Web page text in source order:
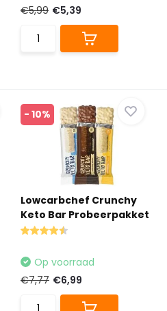
€5,99 €5,39
- 10%
Lowcarbchef Crunchy
Keto Bar Probeerpakket
Op voorraad
€7,77 €6,99